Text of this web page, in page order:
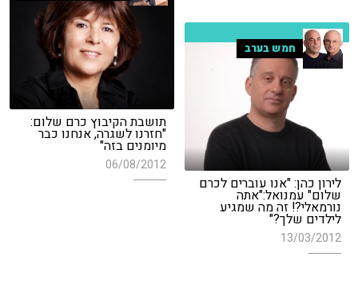
תושבת הקיבוץ כרם שלום:
"חזרנו לשגרה, אנחנו כבר
מיומנים בזה"
06/08/2012
חמש בערב
לירון כהן: "אנו עוברים לכרם
שלום" עמנואל:"אתה
נורמאלי?! זה מה שמגיע
לילדים שלך?"
13/03/2012